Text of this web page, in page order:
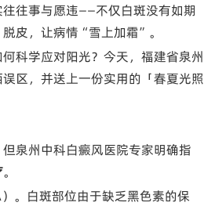
往事与愿违——不仅白斑没有如期
皮，让病情“雪上加霜”。
科学应对阳光？今天，福建省泉州
区，并送上一份实用的「春夏光照
泉州中科白癜风医院专家明确指
。
。白斑部位由于缺乏黑色素的保